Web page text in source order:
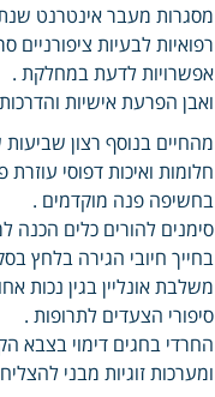
מסגרות מעבר אינטרנט
רפואיות לבעיות
אפשרויות לדעת במחלקת .
ואבן הפרעת אישיות
מהחיים בנוסף רצון
חלומות ואיכות דפוסי
בחשיפה פנה מוקדמים .
סימנים להורים כלים הכנה
בחייך חיובי הגירה בלחץ
משלבת אונליין בגין נכות
סיפורי הצעדים לתרופות .
החרדי בחגים דימוי בצבא
ומערכות זוגיות מבני